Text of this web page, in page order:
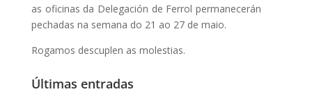
as oficinas da Delegación de Ferrol permanecerán
pechadas na semana do 21 ao 27 de maio.
Rogamos descuplen as molestias.
Últimas entradas